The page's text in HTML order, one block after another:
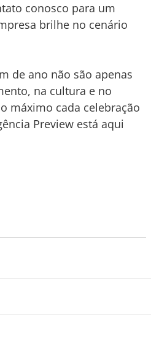
conosco para um
brilhe no cenário
de ano não são apenas
na cultura e no
máximo cada celebração
Preview está aqui